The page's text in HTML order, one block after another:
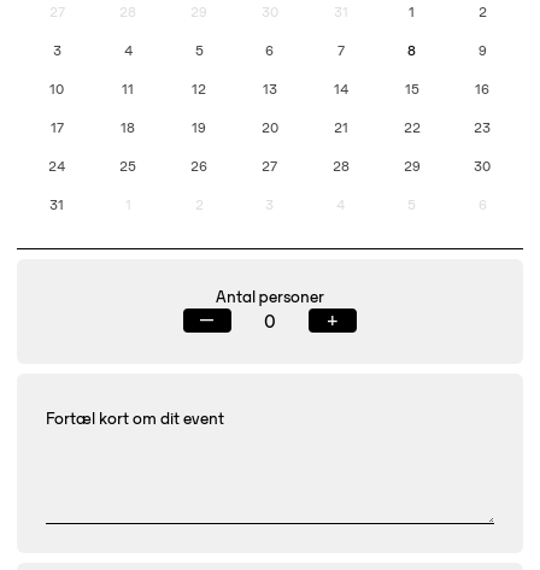
27 28 29 30 31 1 2
3 4 5 6 7 8 9
10 11 12 13 14 15 16
17 18 19 20 21 22 23
24 25 26 27 28 29 30
31 1 2 3 4 5 6
Antal personer
— +
Fortæl kort om dit event